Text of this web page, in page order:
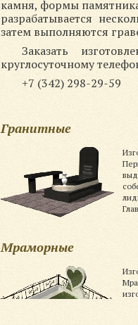
камня, формы
разрабатывается
затем выполняются
Заказать
круглосуточному
+7 (342) 298-29-59
Гранитные
Мраморные